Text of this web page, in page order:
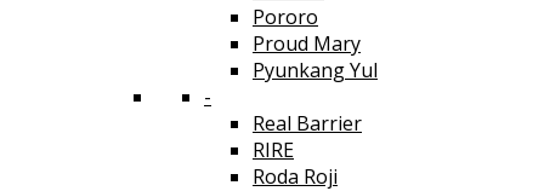
Pororo
Proud Mary
Pyunkang Yul
-
Real Barrier
RIRE
Roda Roji